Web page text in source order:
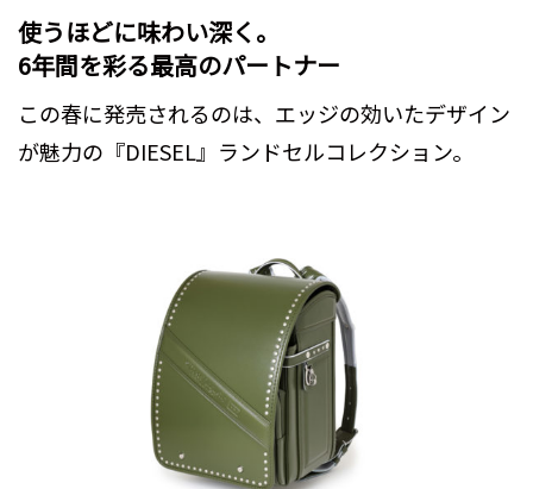
使うほどに味わい深く。
6年間を彩る最高のパートナー
この春に発売されるのは、エッジの効いたデザイン
が魅力の『DIESEL』ランドセルコレクション。